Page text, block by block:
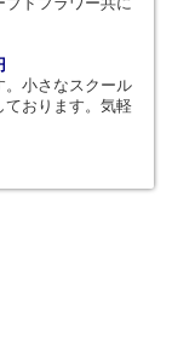
。小さなスクール
ております。気軽